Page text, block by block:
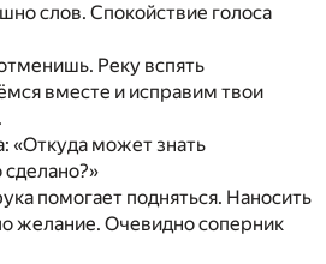
слов. Спокойствие голоса
Реку вспять
вместе и исправим твои
«Откуда может знать
помогает подняться. Наносить
желание. Очевидно соперник